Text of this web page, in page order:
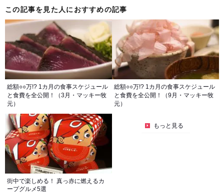
この記事を見た人におすすめの記事
総額○○万!? 1カ月の食事スケジュール
と食費を全公開！（3月・マッキー牧
元）
総額○○万!? 1カ月の食事スケジュール
と食費を全公開！（9月・マッキー牧
元）
街中で楽しめる！ 真っ赤に燃えるカ
ープグルメ5選
もっと見る